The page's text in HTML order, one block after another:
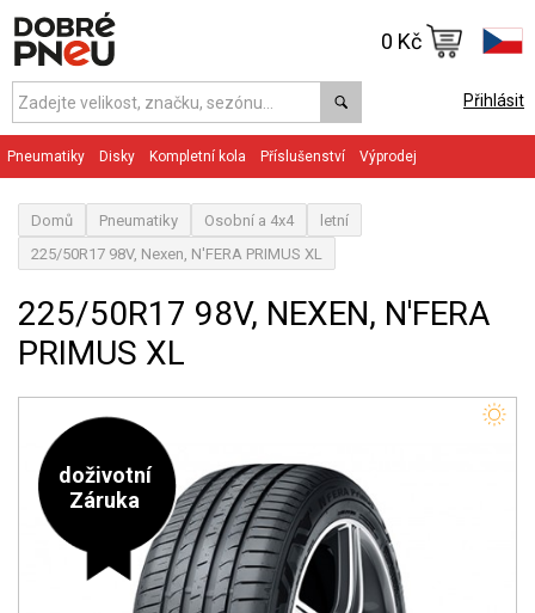
Přihlásit
0 Kč
Pneumatiky Disky Kompletní kola Příslušenství Výprodej
Domů Pneumatiky Osobní a 4x4
letní
225/50R17 98V, Nexen, N'FERA PRIMUS XL
225/50R17 98V, NEXEN, N'FERA
PRIMUS XL
doživotní
Záruka